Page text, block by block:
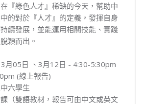
『綠色人才』稀缺的今天，幫助中
的對於『人才』的定義，發揮自身
續發展，並能運用相關技能、實踐
穎而出。
月05日 、3月12日 - 4:30-5:30pm
(線上報告)
六學生
（雙語教材，報告可由中文或英文